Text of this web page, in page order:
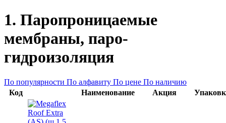
1. Паропроницаемые
мембраны, паро-
гидроизоляция
По популярности По алфавиту По цене По наличию
Код
Наименование Акция